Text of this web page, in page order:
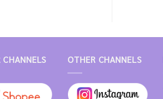
CHANNELS OTHER CHANNELS